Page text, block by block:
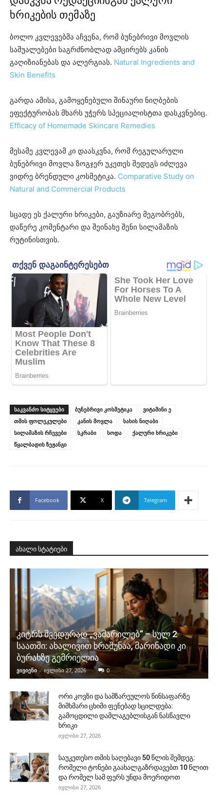
ხრიკების თემაზე
ბოლო კვლევებმა აჩვენა, რომ ბუნებრივი მოვლის
საშუალებები საგრძნობლად ამცირებს კანის
გაღიზიანებას და ალერგიას. Natural Ingredients and
Skin Benefits
გარდა ამისა, გამოყენებული შინაური ნიღბების
ეფექტურობას მხარს უჭერს სპეციალისტთა დასკვნებიც.
Efficacy of Homemade Skincare Remedies
მესამე კვლევამ კი დაასკვნა, რომ რეგულარული
ბუნებრივი მოვლა ზოგჯერ უკეთეს შედეგს იძლევა
ვიდრე ბრენდული კოსმეტიკა. Comparative Study on
Natural and Commercial Products
სცადე ეს ქალური ხრიკები, გაუზიარე მეგობრებს,
დაწერე კომენტარი და შეინახე შენი სილამაზის
რუტინისთვის.
ᲡᲐᲙᲕᲐᲜᲫᲝ ᲡᲘᲢᲧᲕᲔᲑᲘ ბუნებრივი კოსმეტიკა
ვიტამინი ე
თმის ფოლეკულები
კანის მოვლა
სახის ნიღაბი
სილამაზის რჩევები
სკრაბი სოდა
ქალური ხრიკები
წყალბადის ზეჟანგი
Facebook X Telegram
ახალი სტატიები
კიტრს შვედურად „ვამარილებ“ – სულ 2
საათში: ახალივით ხრაშუნაა, მარინადი კი
ბურახზე გემრიელია
ვივიენი - ივლისი 27, 2026 0
ორი კოვზი და სამზარეულოს წინსაფარზე
მიმხმარი ცხიმი ფენებად სცილდება:
გამოცდილი დამლაგებლისგან ნასწავლი
ხრიკი
ივლისი 27, 2026
საუკეთესო თმის საღებავი 50 წლის შემდეგ:
რომელი ტონები გაახალგაზრდავებთ 10 წლით
და რომელ სამ ფერს უნდა მოერიდოთ
ივლისი 27, 2026